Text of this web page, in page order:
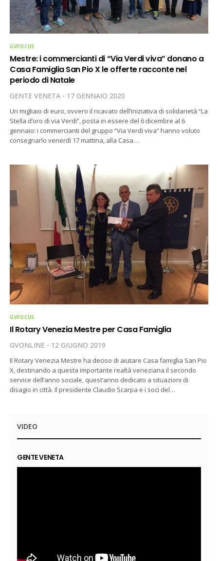
GVFOCUS
Mestre: i commercianti di “Via Verdi viva” donano a
Casa Famiglia San Pio X le offerte racconte nel
periodo di Natale
GENTE VENETA 17 GENNAIO 2020
Un migliaio di euro, ovvero il ricavato dell’iniziativa di solidarietà “La
Stella d’oro di via Verdi”, posta in essere del 6 dicembre al 6
gennaio: i commercianti del gruppo “Via Verdi viva” hanno voluto
consegnarlo venerdì 17 mattina, alla Casa…
GVFOCUS
Il Rotary Venezia Mestre per Casa Famiglia
GVONLINE 12 GIUGNO 2019
Il Rotary Venezia Mestre ha deciso di aiutare Casa famiglia San Pio
X, destinando a questa importante realtà veneziana il secondo
service dell’anno sociale, quest’anno dedicato a situazioni di
disagio in città. Il presidente Claudio Scarpa e i soci del…
VIDEO
GENTE VENETA